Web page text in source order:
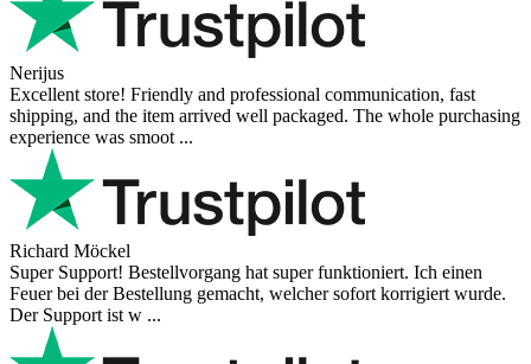
Nerijus
Excellent store! Friendly and professional communication, fast
shipping, and the item arrived well packaged. The whole purchasing
experience was smoot ...
Richard Möckel
Super Support! Bestellvorgang hat super funktioniert. Ich einen
Feuer bei der Bestellung gemacht, welcher sofort korrigiert wurde.
Der Support ist w ...